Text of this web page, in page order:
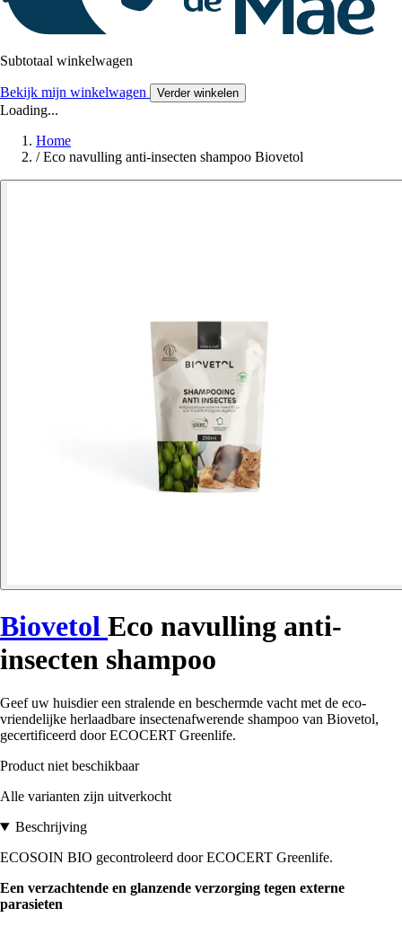
Subtotaal winkelwagen
Bekijk mijn winkelwagen Verder winkelen
Loading...
Home
/ Eco navulling anti-insecten shampoo Biovetol
Biovetol Eco navulling anti-
insecten shampoo
Geef uw huisdier een stralende en beschermde vacht met de eco-
vriendelijke herlaadbare insectenafwerende shampoo van Biovetol,
gecertificeerd door ECOCERT Greenlife.
Product niet beschikbaar
Alle varianten zijn uitverkocht
Beschrijving
ECOSOIN BIO gecontroleerd door ECOCERT Greenlife.
Een verzachtende en glanzende verzorging tegen externe
parasieten